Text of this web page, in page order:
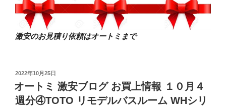
激安のお見積り依頼はオートミまで
投
稿
日:
2022年10月25日
オートミ 激安ブログ お買上情報 １０月４
週分④TOTO リモデルバスルーム WHシリ